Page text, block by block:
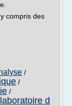
compris des
/
/
/
laboratoire d